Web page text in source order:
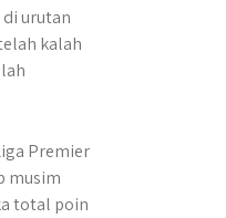
urutan
kalah
Premier
musim
total poin